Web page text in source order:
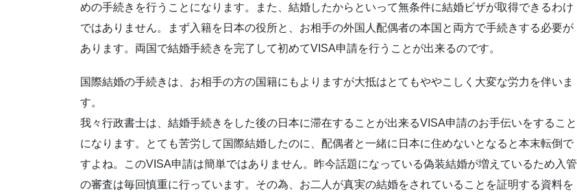
めの手続きを行うことになります。また、結婚したからといって無条件に結婚ビザが取得できるわけ
ではありません。まず入籍を日本の役所と、お相手の外国人配偶者の本国と両方で手続きする必要が
あります。両国で結婚手続きを完了して初めてVISA申請を行うことが出来るのです。
国際結婚の手続きは、お相手の方の国籍にもよりますが大抵はとてもややこしく大変な労力を伴いま
す。
我々行政書士は、結婚手続きをした後の日本に滞在することが出来るVISA申請のお手伝いをすること
になります。とても苦労して国際結婚したのに、配偶者と一緒に日本に住めないとなると本末転倒で
すよね。このVISA申請は簡単ではありません。昨今話題になっている偽装結婚が増えているため入管
の審査は毎回慎重に行っています。その為、お二人が真実の結婚をされていることを証明する資料を